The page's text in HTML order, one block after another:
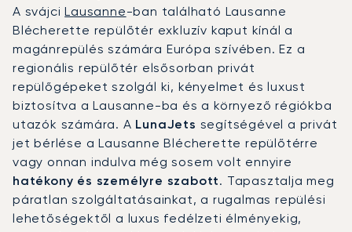
A svájciLausanne-ban található Lausanne
Blécherette repülőtér exkluzív kaput kínál a
magánrepülés számára Európa szívében. Ez a
regionális repülőtér elsősorban privát
repülőgépeket szolgál ki, kényelmet és luxust
biztosítva a Lausanne-ba és a környező régiókba
utazók számára. A LunaJets segítségével a privát
jet bérlése a Lausanne Blécherette repülőtérre
vagy onnan indulva még sosem volt ennyire
hatékony és személyre szabott. Tapasztalja meg
páratlan szolgáltatásainkat, a rugalmas repülési
lehetőségektől a luxus fedélzeti élményekig,